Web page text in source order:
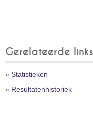
Gerelateerde links
»Statistieken
» Resultatenhistoriek